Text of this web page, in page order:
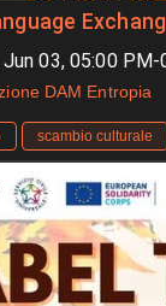
Jun 03, 05:00
DAM Entropia
scambio culturale